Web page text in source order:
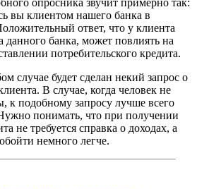
опросника звучит примерно так:
вы клиентом нашего банка в
ответ, что у клиента
данного банка, может повлиять на
потребительского кредита.
случае будет сделан некий запрос о
В случае, когда человек не
к подобному запросу лучше всего
понимать, что при получении
не требуется справка о доходах, а
немного легче.